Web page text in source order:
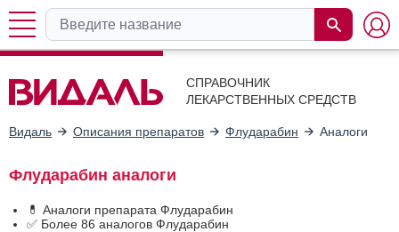
СПРАВОЧНИК
ЛЕКАРСТВЕННЫХ СРЕДСТВ
Видаль Описания препаратов Флударабин Аналоги
Флударабин аналоги
💊 Аналоги препарата Флударабин
✅ Более 86 аналогов Флударабин